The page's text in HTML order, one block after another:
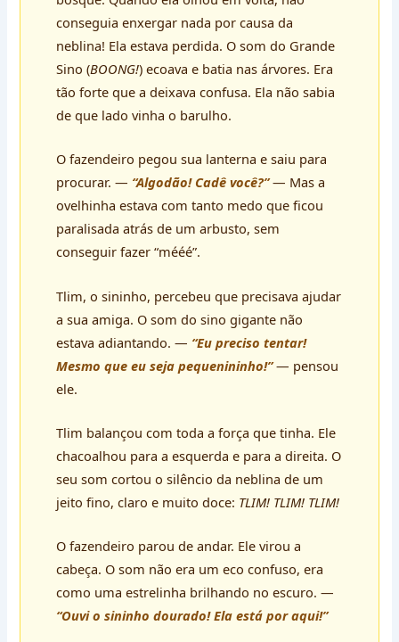
conseguia enxergar nada por causa da
neblina! Ela estava perdida. O som do Grande
Sino (BOONG!) ecoava e batia nas árvores. Era
tão forte que a deixava confusa. Ela não sabia
de que lado vinha o barulho.
O fazendeiro pegou sua lanterna e saiu para
procurar. — “Algodão! Cadê você?”— Mas a
ovelhinha estava com tanto medo que ficou
paralisada atrás de um arbusto, sem
conseguir fazer “mééé”.
Tlim, o sininho, percebeu que precisava ajudar
a sua amiga. O som do sino gigante não
estava adiantando. — “Eu preciso tentar!
Mesmo que eu seja pequenininho!”— pensou
ele.
Tlim balançou com toda a força que tinha. Ele
chacoalhou para a esquerda e para a direita. O
seu som cortou o silêncio da neblina de um
jeito fino, claro e muito doce: TLIM! TLIM! TLIM!
O fazendeiro parou de andar. Ele virou a
cabeça. O som não era um eco confuso, era
como uma estrelinha brilhando no escuro. —
“Ouvi o sininho dourado! Ela está por aqui!”